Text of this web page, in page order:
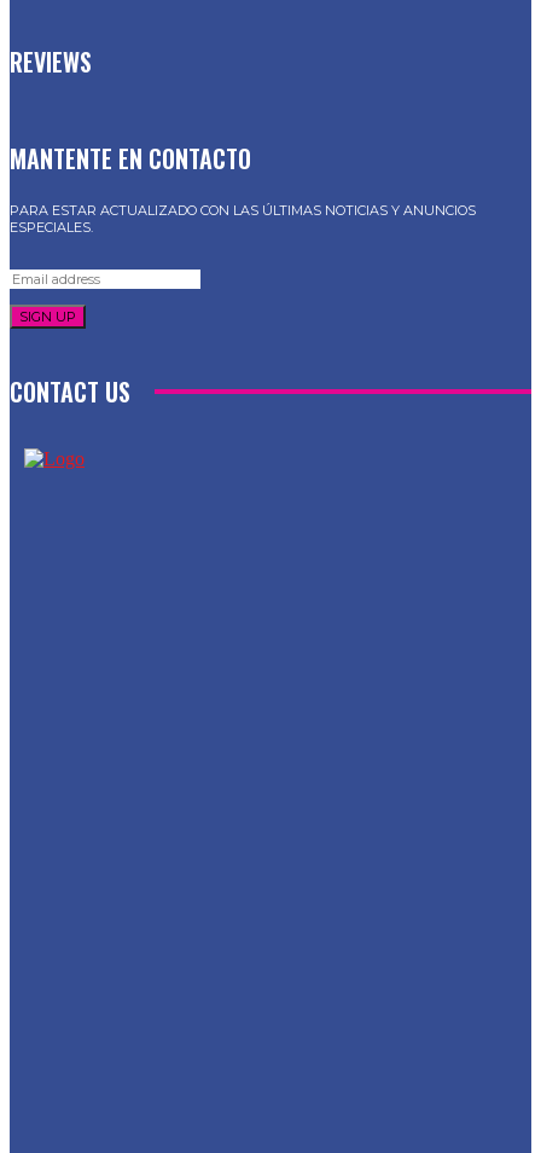
REVIEWS
MANTENTE EN CONTACTO
PARA ESTAR ACTUALIZADO CON LAS ÚLTIMAS NOTICIAS Y ANUNCIOS
ESPECIALES.
SIGN UP
CONTACT US